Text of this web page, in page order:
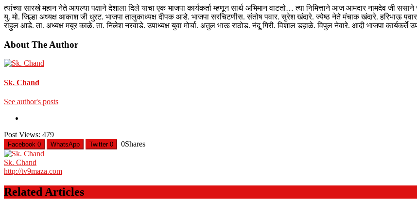
त्यांच्या सारखे महान नेते आपल्या पक्षाने देशाला दिले याचा एक भाजपा कार्यकर्ता म्हणून सार्थ अभिमान वाटतो… त्या निमित्ताने आज आमदार नामदेव जी
यु. मो. जिल्हा अध्यक्ष आकाश जी धुरट. भाजपा तालुकाध्यक्ष दीपक आडे. भाजपा सरचिटणीस. संतोष पवार. सुरेश खंदारे. ज्येष्ठ नेते मंचाक खंदारे. हरिभाऊ पवार.
राहुल आडे. ता. अध्यक्ष मयूर काळे. ता. निलेश नरवाडे. उपाध्यक्ष युवा मोर्चा. अतुल भाऊ राठोड. नंदू गिरी. विशाल डहाळे. विपुल नेवारे. आदी भाजपा कार्यकर्ते
About The Author
Sk. Chand
See author's posts
Post Views: 479
Facebook 0 WhatsApp Twitter 0 0Shares
Sk. Chand
http://tv9maza.com
Related Articles